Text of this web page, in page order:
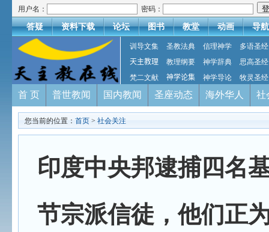
用户名： 密码：
答疑 资料下载 论坛 图书 教堂 动画 导航
训导文集 圣教法典 信理神学
多语圣经
天主教理
教理纲要 神学辞典
思高圣经
梵二文献
神学论集 神学导论 牧灵圣经
首 页 普世教闻 国内教闻 圣座动态 海外华人 社
您当前的位置： 首页 > 社会关注
印度中央邦逮捕四名
节宗派信徒，他们正